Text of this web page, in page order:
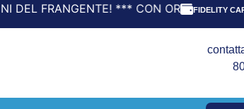
*** CON ORDINI A PARTIRE DAFIDELITY